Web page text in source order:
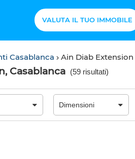
VALUTA IL TUO IMMOBILE
Casablanca Ain Diab Extension
Casablanca (59 risultati)